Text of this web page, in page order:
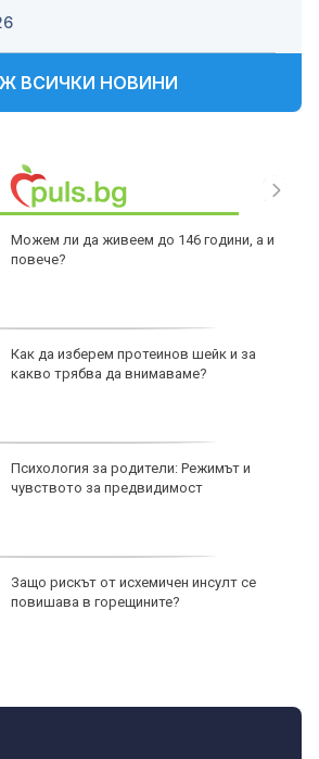
ВСИЧКИ НОВИНИ
Можем ли да живеем до 146 години, а и
повече?
Как да изберем протеинов шейк и за
какво трябва да внимаваме?
Психология за родители: Режимът и
чувството за предвидимост
Защо рискът от исхемичен инсулт се
повишава в горещините?